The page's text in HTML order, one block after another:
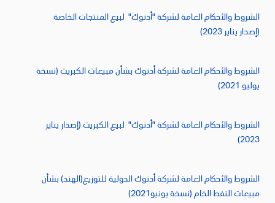
الشروط والأحكام العامة لشركة "أدنوك" لبيع المنتجات الخاصة
(إصدار يناير 2023)
الشروط والأحكام العامة لشركة أدنوك بشأن مبيعات الكبريت (نسخة
يوليو 2021)
الشروط والأحكام العامة لشركة "أدنوك" لبيع الكبريت (إصدار يناير
2023)
الشروط والأحكام العامة لشركة أدنوك الدولية للتوزيع(الهند) بشأن
مبيعات النفط الخام (نسخة يونيو2021)